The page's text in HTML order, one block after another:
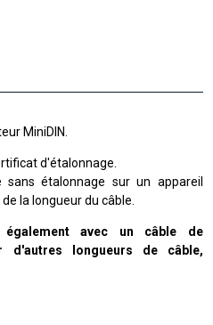
MiniDIN.
d'étalonnage.
sans étalonnage sur un appareil
la longueur du câble.
également avec un câble de
d'autres longueurs de câble,